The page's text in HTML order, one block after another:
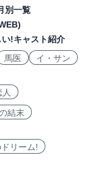
別一覧
!キャスト紹介
馬医
イ・サン
結末
リーム!